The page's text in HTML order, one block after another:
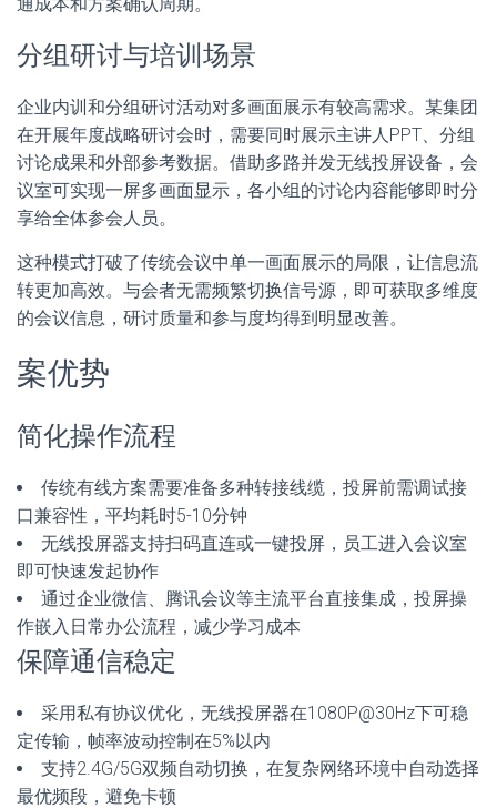
分组研讨与培训场景
企业内训和分组研讨活动对多画面展示有较高需求。某集团
在开展年度战略研讨会时，需要同时展示主讲人PPT、分组
讨论成果和外部参考数据。借助多路并发无线投屏设备，会
议室可实现一屏多画面显示，各小组的讨论内容能够即时分
享给全体参会人员。
这种模式打破了传统会议中单一画面展示的局限，让信息流
转更加高效。与会者无需频繁切换信号源，即可获取多维度
的会议信息，研讨质量和参与度均得到明显改善。
案优势
简化操作流程
传统有线方案需要准备多种转接线缆，投屏前需调试接
口兼容性，平均耗时5-10分钟
无线投屏器支持扫码直连或一键投屏，员工进入会议室
即可快速发起协作
通过企业微信、腾讯会议等主流平台直接集成，投屏操
作嵌入日常办公流程，减少学习成本
保障通信稳定
采用私有协议优化，无线投屏器在1080P@30Hz下可稳
定传输，帧率波动控制在5%以内
支持2.4G/5G双频自动切换，在复杂网络环境中自动选择
最优频段，避免卡顿